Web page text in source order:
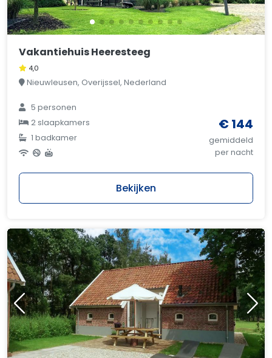
Vakantiehuis Heeresteeg
4,0
Nieuwleusen, Overijssel, Nederland
5 personen
2 slaapkamers
1 badkamer
€ 144
gemiddeld
per nacht
Bekijken